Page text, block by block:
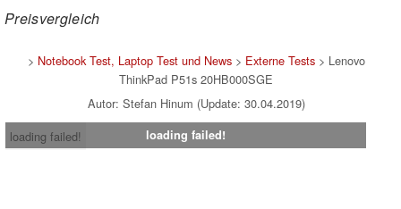
Preisvergleich
> Notebook Test, Laptop Test und News> Externe Tests> Lenovo
ThinkPad P51s 20HB000SGE
Autor: Stefan Hinum (Update: 30.04.2019)
loading failed!
loading failed!